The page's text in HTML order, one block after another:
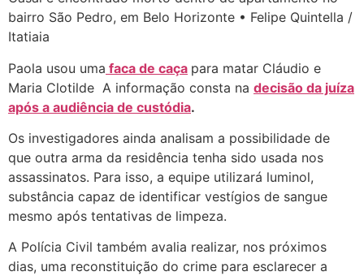
bairro São Pedro, em Belo Horizonte • Felipe Quintella /
Itatiaia
Paola usou uma faca de caça para matar Cláudio e
Maria Clotilde A informação consta na decisão da juíza
após a audiência de custódia.
Os investigadores ainda analisam a possibilidade de
que outra arma da residência tenha sido usada nos
assassinatos. Para isso, a equipe utilizará luminol,
substância capaz de identificar vestígios de sangue
mesmo após tentativas de limpeza.
A Polícia Civil também avalia realizar, nos próximos
dias, uma reconstituição do crime para esclarecer a